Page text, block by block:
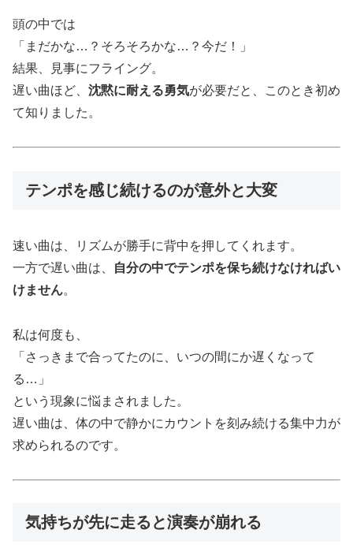
頭の中では
「まだかな…？そろそろかな…？今だ！」
結果、見事にフライング。
遅い曲ほど、 沈黙に耐える勇気が必要だと、このとき初め
て知りました。
テンポを感じ続けるのが意外と大変
速い曲は、リズムが勝手に背中を押してくれます。
一方で遅い曲は、
自分の中でテンポを保ち続けなければい
けません。
私は何度も、
「さっきまで合ってたのに、いつの間にか遅くなって
る…」
という現象に悩まされました。
遅い曲は、体の中で静かにカウントを刻み続ける集中力が
求められるのです。
気持ちが先に走ると演奏が崩れる